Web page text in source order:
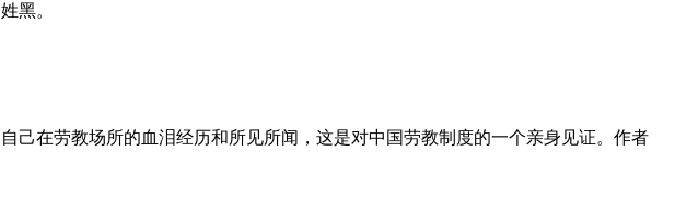
黑。
己在劳教场所的血泪经历和所见所闻，这是对中国劳教制度的一个亲身见证。作者